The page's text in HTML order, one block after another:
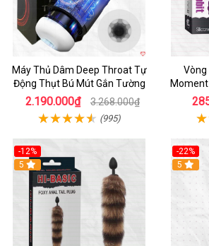
Máy Thủ Dâm Deep Throat Tự
Động Thụt Bú Mút Gắn Tường
2.190.000₫ 3.268.000₫
(995)
Vòng
Moment
-12%
Hot
5
-22%
5